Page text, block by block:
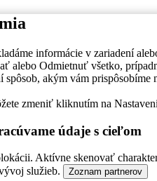
informácie v zariadení
alebo Odmietnuť všetko,
spôsob, akým vám prispôsobíme
zmeniť kliknutím na
údaje s cieľom
Aktívne skenovať
služieb.
Zoznam partnerov